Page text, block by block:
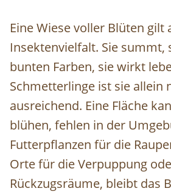
Eine Wiese voller Blüten gilt
Insektenvielfalt. Sie summt,
bunten Farben, sie wirkt
Schmetterlinge ist sie allein
ausreichend. Eine Fläche
blühen, fehlen in der
Futterpflanzen für die
Orte für die Verpuppung
Rückzugsräume, bleibt das